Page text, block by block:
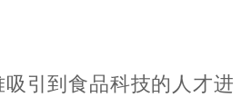
引到食品科技的人才进